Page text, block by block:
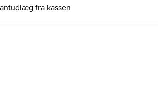
fra kassen